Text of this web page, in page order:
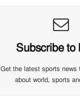
Subscribe to
Get the latest sports news
about world, sports